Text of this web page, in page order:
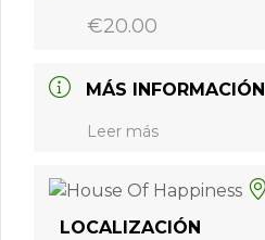
€20.00
MÁS INFORMACIÓN
Leer más
LOCALIZACIÓN